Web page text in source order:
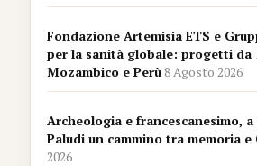
Fondazione Artemisia ETS e
per la sanità globale: progetti da
Mozambico e Perù8 Agosto 2026
Archeologia e francescanesimo,
Paludi un cammino tra memoria e
2026